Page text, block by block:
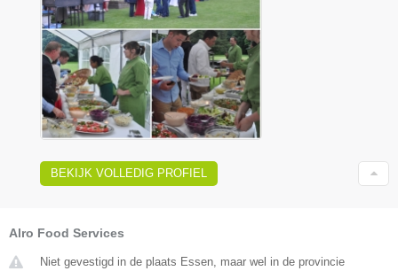
BEKIJK VOLLEDIG PROFIEL
Alro Food Services
Niet gevestigd in de plaats Essen, maar wel in de provincie